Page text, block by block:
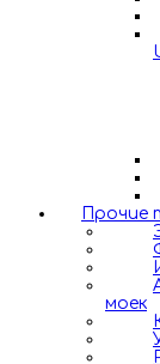
Прочие
моек